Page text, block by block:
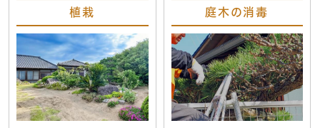
植栽 庭木の消毒